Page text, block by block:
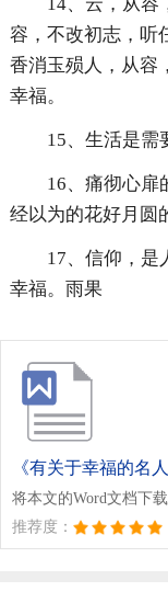
容，不改初志，听
香消玉殒人，从容
幸福。
15、生活是需
16、痛彻心扉
经以为的花好月圆
17、信仰，是
幸福。雨果
《有关于幸福的名
将本文的Word文档下
推荐度：